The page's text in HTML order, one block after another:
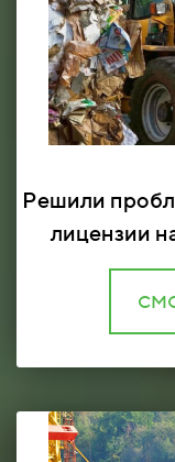
Решили
лицензии